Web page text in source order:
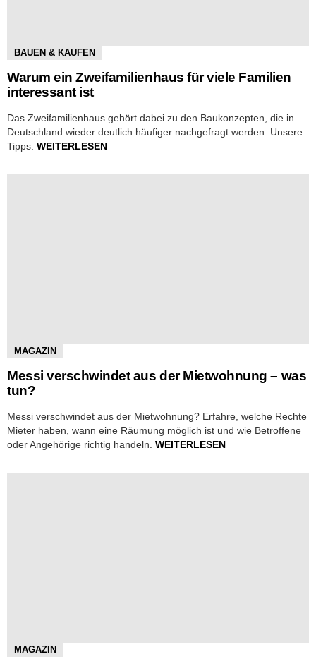
BAUEN & KAUFEN
Warum ein Zweifamilienhaus für viele Familien
interessant ist
Das Zweifamilienhaus gehört dabei zu den Baukonzepten, die in
Deutschland wieder deutlich häufiger nachgefragt werden. Unsere
Tipps. WEITERLESEN
MAGAZIN
Messi verschwindet aus der Mietwohnung – was
tun?
Messi verschwindet aus der Mietwohnung? Erfahre, welche Rechte
Mieter haben, wann eine Räumung möglich ist und wie Betroffene
oder Angehörige richtig handeln. WEITERLESEN
MAGAZIN